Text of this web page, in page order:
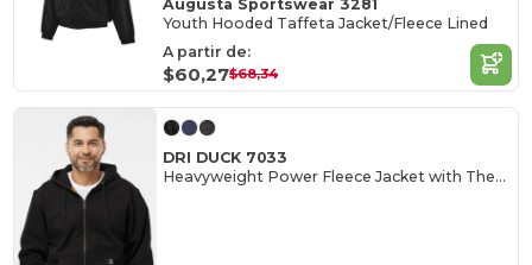
Augusta Sportswear 3281
Youth Hooded Taffeta Jacket/Fleece Lined
A partir de:
$60,27$68,34
DRI DUCK 7033
Heavyweight Power Fleece Jacket with Thermal Lining